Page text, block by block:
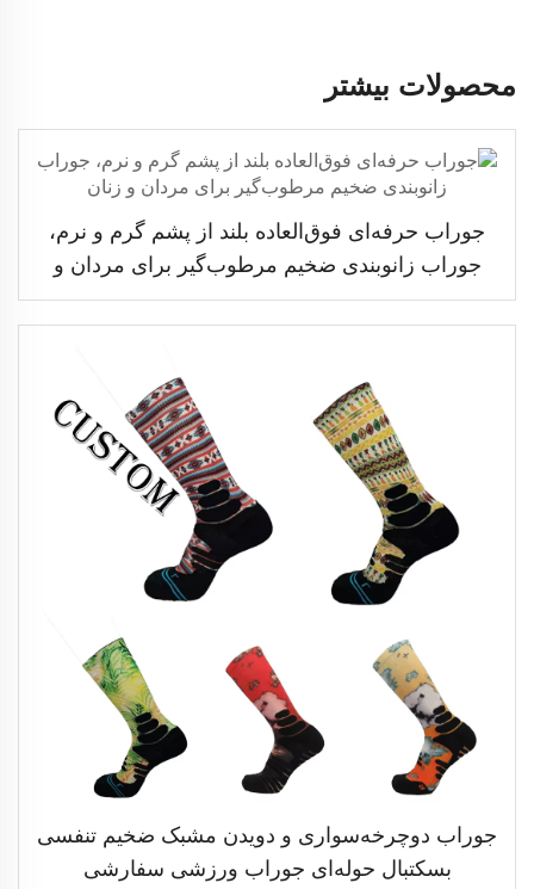
محصولات بیشتر
جوراب حرفه‌ای فوق‌العاده بلند از پشم گرم و نرم،
جوراب زانوبندی ضخیم مرطوب‌گیر برای مردان و
زنان
جوراب دوچرخه‌سواری و دویدن مشبک ضخیم تنفسی
بسکتبال حوله‌ای جوراب ورزشی سفارشی